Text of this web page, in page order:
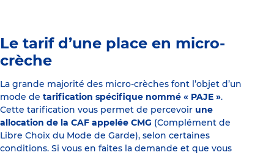
Le tarif d’une place en micro-
crèche
La grande majorité des micro-crèches font l’objet d’un
mode de tarification spécifique nommé « PAJE ».
Cette tarification vous permet de percevoir une
allocation de la CAF appelée CMG (Complément de
Libre Choix du Mode de Garde), selon certaines
conditions. Si vous en faites la demande et que vous